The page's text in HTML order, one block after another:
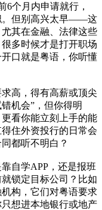
6个月内申请就行，
。但别高兴太早——这
其在金融、法律这些
多时候才是打开职场
口就是粤语，你听懂
高，得有高薪或顶尖
机会”，但你得明
看你能立刻上手的能
住外资投行的日常会
都听不明白？
自学APP，还是报班
锁定目标公司？比如
构，它们对粤语要求
想进本地银行或地产